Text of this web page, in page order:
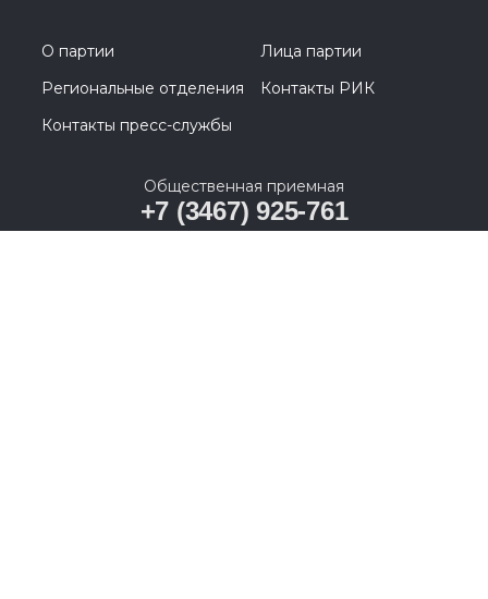
О партии
Лица партии
Региональные отделения
Контакты РИК
Контакты пресс-службы
Общественная приемная
+7 (3467) 925-761